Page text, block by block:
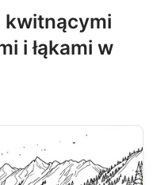
kwitnącymi
i łąkami w